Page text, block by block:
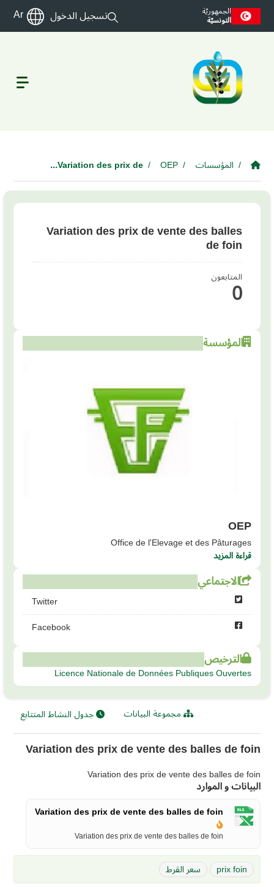
Skip to main
الجمهوريّة
التونسيّة تسجيل الدخول Ar
المؤسسات OEP
Variation des prix de...
Variation des prix de vente des balles
de foin
المتابعون
0
المؤسسة
OEP
Office de l'Elevage et des Pâturages
قراءة المزيد
الاجتماعي
Twitter
Facebook
الترخيص
Licence Nationale de Données Publiques Ouvertes
مجموعة البيانات جدول النشاط المتتابع
Variation des prix de vente des balles de foin
Variation des prix de vente des balles de foin
البيانات و الموارد
Variation des prix de vente des balles de foin
Variation des prix de vente des balles de foin
prix foin سعر القرط